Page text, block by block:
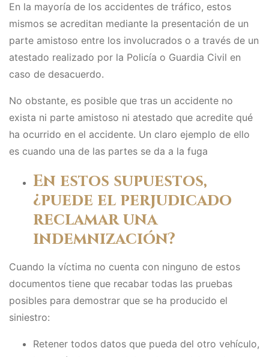
En la mayoría de los accidentes de tráfico, estos
mismos se acreditan mediante la presentación de un
parte amistoso entre los involucrados o a través de un
atestado realizado por la Policía o Guardia Civil en
caso de desacuerdo.
No obstante, es posible que tras un accidente no
exista ni parte amistoso ni atestado que acredite qué
ha ocurrido en el accidente. Un claro ejemplo de ello
es cuando una de las partes se da a la fuga
En estos supuestos,
¿puede el perjudicado
reclamar una
indemnización?
Cuando la víctima no cuenta con ninguno de estos
documentos tiene que recabar todas las pruebas
posibles para demostrar que se ha producido el
siniestro:
Retener todos datos que pueda del otro vehículo,